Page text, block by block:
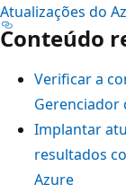
Atualizações do
Conteúdo
Verificar a
Gerenciador
Implantar
resultados
Azure